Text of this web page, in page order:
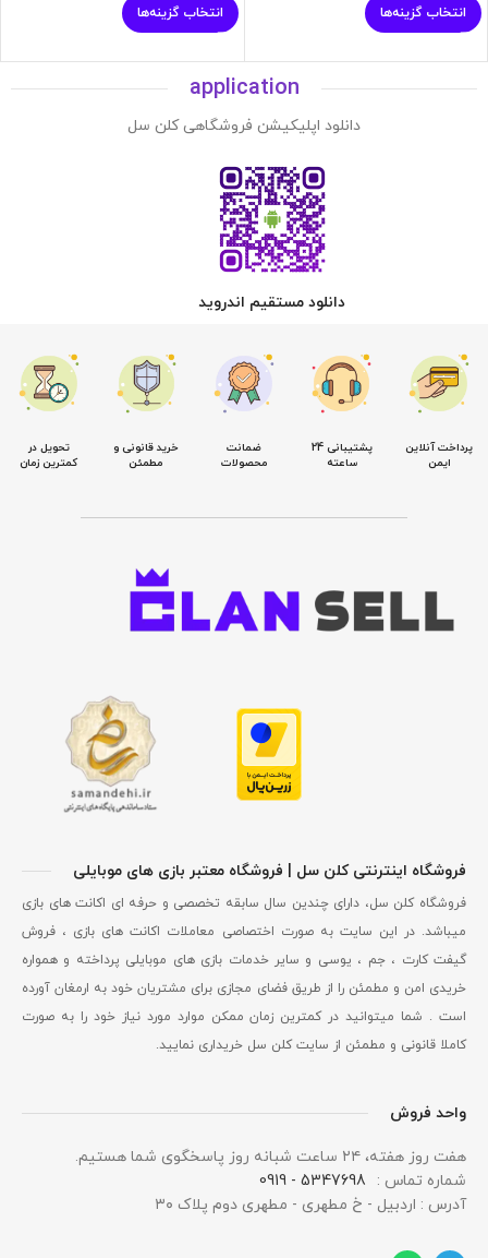
انتخاب گزینه‌ها انتخاب گزینه‌ها
application
دانلود اپلیکیشن فروشگاهی کلن سل
دانلود مستقیم اندروید
پرداخت آنلاین
ایمن
پشتیبانی 24
ساعته
ضمانت
محصولات
خرید قانونی و
مطمئن
تحویل در
کمترین زمان
فروشگاه اینترنتی کلن سل | فروشگاه معتبر بازی های موبایلی
فروشگاه کلن سل، دارای چندین سال سابقه تخصصی و حرفه ای اکانت های بازی
میباشد. در این سایت به صورت اختصاصی معاملات اکانت های بازی ، فروش
گیفت کارت ، جم ، یوسی و سایر خدمات بازی های موبایلی پرداخته و همواره
خریدی امن و مطمئن را از طریق فضای مجازی برای مشتریان خود به ارمغان آورده
است . شما میتوانید در کمترین زمان ممکن موارد مورد نیاز خود را به صورت
کاملا قانونی و مطمئن از سایت کلن سل خریداری نمایید.
واحد فروش
هفت روز هفته، ۲۴ ساعت شبانه‌ روز پاسخگوی شما هستیم.
شماره تماس :
5347698 - 0919
آدرس : اردبیل - خ مطهری - مطهری دوم پلاک ۳۰